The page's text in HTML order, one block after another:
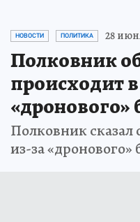
НОВОСТИ ПОЛИТИКА 28
Полковник
происходит
«дронового»
Полковник сказал
из-за «дронового»